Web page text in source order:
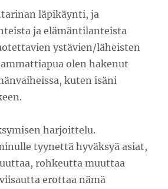
läpikäynti, ja
ja elämäntilanteista
ystävien/läheisten
ammattiapua olen hakenut
kuten isäni
harjoittelu.
tyynettä hyväksyä asiat,
rohkeutta muuttaa
erottaa nämä